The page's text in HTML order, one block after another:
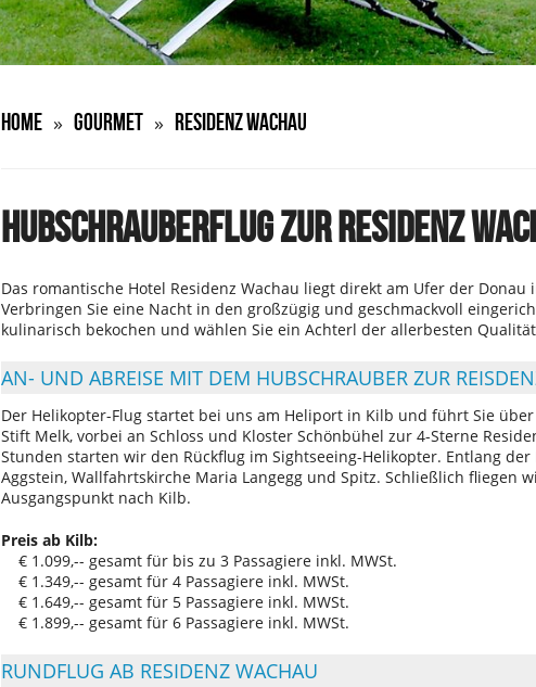
Home » Gourmet » Residenz Wachau
HUBSCHRAUBERFLUG ZUR RESIDENZ
Das romantische Hotel Residenz Wachau liegt direkt am Ufer der
Verbringen Sie eine Nacht in den großzügig und geschmackvoll
kulinarisch bekochen und wählen Sie ein Achterl der allerbesten
AN- UND ABREISE MIT DEM HUBSCHRAUBER ZUR
Der Helikopter-Flug startet bei uns am Heliport in Kilb und führt Sie
Stift Melk, vorbei an Schloss und Kloster Schönbühel zur 4-Sterne
Stunden starten wir den Rückflug im Sightseeing-Helikopter. Entlang
Aggstein, Wallfahrtskirche Maria Langegg und Spitz. Schließlich fliegen
Ausgangspunkt nach Kilb.
Preis ab Kilb:
€ 1.099,-- gesamt für bis zu 3 Passagiere inkl. MWSt.
€ 1.349,-- gesamt für 4 Passagiere inkl. MWSt.
€ 1.649,-- gesamt für 5 Passagiere inkl. MWSt.
€ 1.899,-- gesamt für 6 Passagiere inkl. MWSt.
RUNDFLUG AB RESIDENZ WACHAU